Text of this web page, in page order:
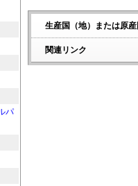
生産国（地）または原産
関連リンク
パ